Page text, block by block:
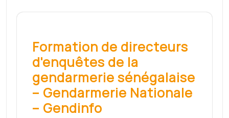
Formation de directeurs
d'enquêtes de la
gendarmerie sénégalaise
– Gendarmerie Nationale
– Gendinfo